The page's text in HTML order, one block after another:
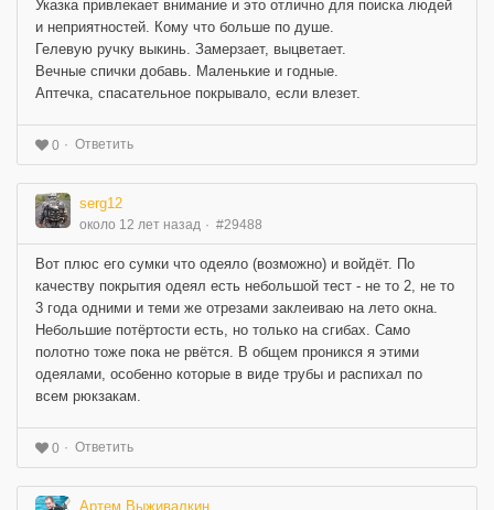
Указка привлекает внимание и это отлично для поиска людей
и неприятностей. Кому что больше по душе.
Гелевую ручку выкинь. Замерзает, выцветает.
Вечные спички добавь. Маленькие и годные.
Аптечка, спасательное покрывало, если влезет.
0 Ответить
serg12
около 12 лет назад #29488
Вот плюс его сумки что одеяло (возможно) и войдёт. По
качеству покрытия одеял есть небольшой тест - не то 2, не то
3 года одними и теми же отрезами заклеиваю на лето окна.
Небольшие потёртости есть, но только на сгибах. Само
полотно тоже пока не рвётся. В общем проникся я этими
одеялами, особенно которые в виде трубы и распихал по
всем рюкзакам.
0 Ответить
Артем Выживалкин